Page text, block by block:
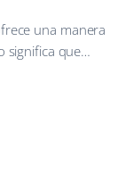
una manera
significa que…